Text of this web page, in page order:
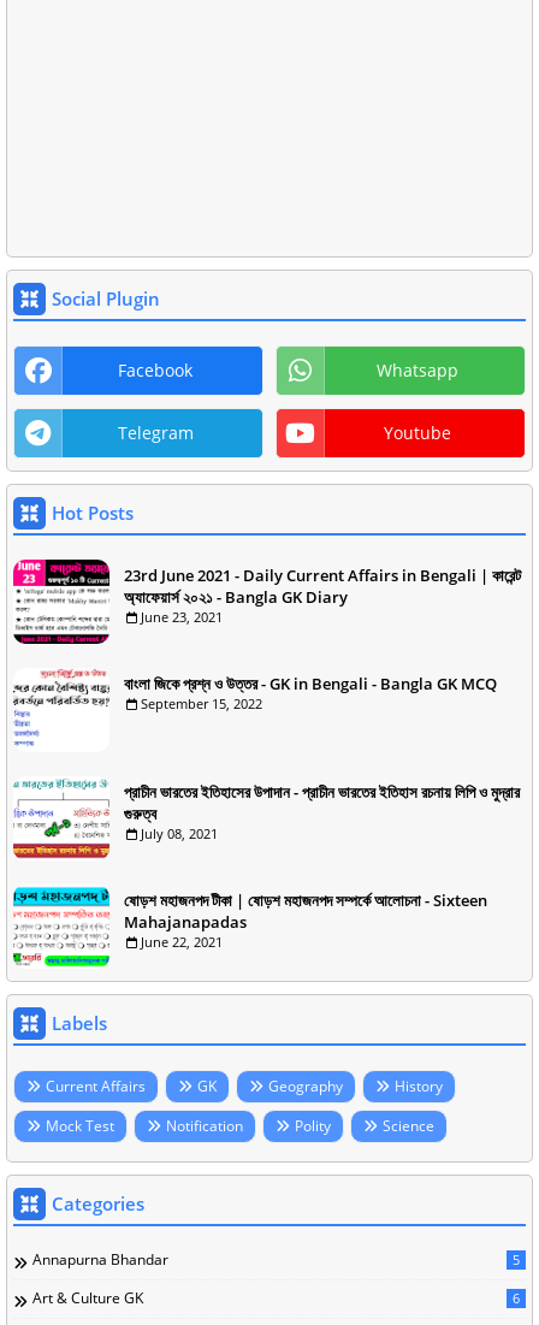
Social Plugin
Facebook Whatsapp
Telegram Youtube
Hot Posts
23rd June 2021 - Daily Current Affairs in Bengali | কারেন্ট
অ্যাফেয়ার্স ২০২১ - Bangla GK Diary
June 23, 2021
বাংলা জিকে প্রশ্ন ও উত্তর - GK in Bengali - Bangla GK MCQ
September 15, 2022
প্রাচীন ভারতের ইতিহাসের উপাদান - প্রাচীন ভারতের ইতিহাস রচনায় লিপি ও মুদ্রার
গুরুত্ব
July 08, 2021
ষোড়শ মহাজনপদ টীকা | ষোড়শ মহাজনপদ সম্পর্কে আলোচনা - Sixteen
Mahajanapadas
June 22, 2021
Labels
Current Affairs GK Geography
History
Mock Test
Notification Polity Science
Categories
Annapurna Bhandar 5
Art & Culture GK 6